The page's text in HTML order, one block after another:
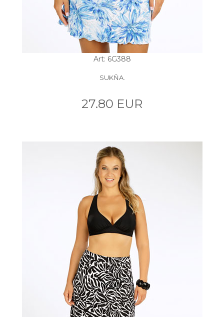
Art: 6G388
SUKŇA.
27.80 EUR